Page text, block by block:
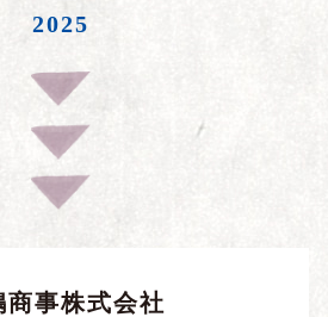
2025
商事株式会社